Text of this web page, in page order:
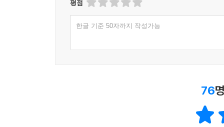
평점
한글 기준 50자까지 작성가능
76